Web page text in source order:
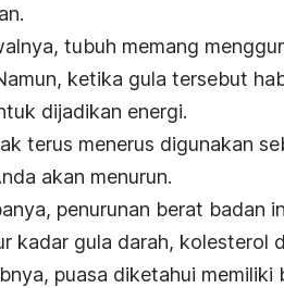
tubuh memang
ketika gula tersebut
dijadikan energi.
terus menerus digunakan
akan menurun.
penurunan berat badan
kadar gula darah, kolesterol
puasa diketahui